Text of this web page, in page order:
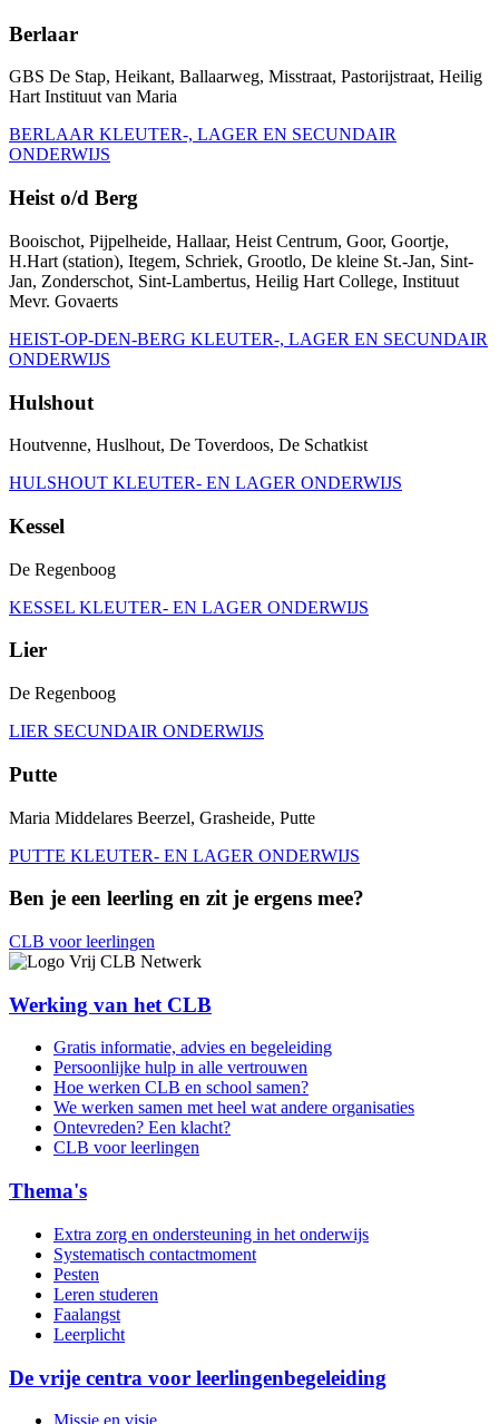
Berlaar
GBS De Stap, Heikant, Ballaarweg, Misstraat, Pastorijstraat, Heilig
Hart Instituut van Maria
BERLAAR KLEUTER-, LAGER EN SECUNDAIR
ONDERWIJS
Heist o/d Berg
Booischot, Pijpelheide, Hallaar, Heist Centrum, Goor, Goortje,
H.Hart (station), Itegem, Schriek, Grootlo, De kleine St.-Jan, Sint-
Jan, Zonderschot, Sint-Lambertus, Heilig Hart College, Instituut
Mevr. Govaerts
HEIST-OP-DEN-BERG KLEUTER-, LAGER EN SECUNDAIR
ONDERWIJS
Hulshout
Houtvenne, Huslhout, De Toverdoos, De Schatkist
HULSHOUT KLEUTER- EN LAGER ONDERWIJS
Kessel
De Regenboog
KESSEL KLEUTER- EN LAGER ONDERWIJS
Lier
De Regenboog
LIER SECUNDAIR ONDERWIJS
Putte
Maria Middelares Beerzel, Grasheide, Putte
PUTTE KLEUTER- EN LAGER ONDERWIJS
Ben je een leerling en zit je ergens mee?
CLB voor leerlingen
Werking van het CLB
Gratis informatie, advies en begeleiding
Persoonlijke hulp in alle vertrouwen
Hoe werken CLB en school samen?
We werken samen met heel wat andere organisaties
Ontevreden? Een klacht?
CLB voor leerlingen
Thema's
Extra zorg en ondersteuning in het onderwijs
Systematisch contactmoment
Pesten
Leren studeren
Faalangst
Leerplicht
De vrije centra voor leerlingenbegeleiding